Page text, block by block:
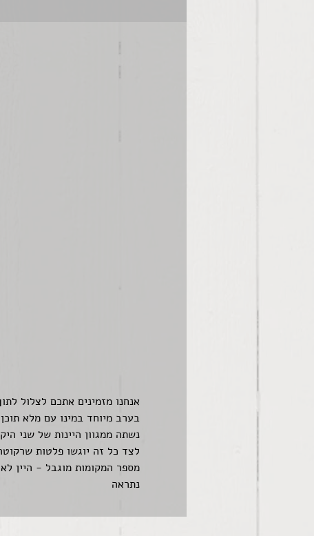
אנחנו מזמינים אתכם לצלול
בערב מיוחד במינו עם מלא
נשתה ממגוון היינות של שני
לצד כל זה יוגשו פלטות
מספר המקומות מוגבל - היין
נתראה